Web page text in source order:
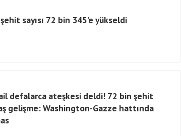
sayısı 72 bin 345’e yükseldi
defalarca ateşkesi deldi! 72 bin şehit
gelişme: Washington-Gazze hattında